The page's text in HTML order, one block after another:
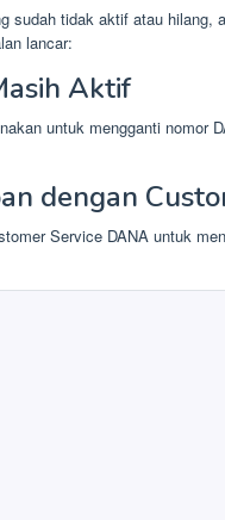
sudah tidak aktif atau hilang,
lancar:
Aktif
untuk mengganti nomor
dengan
Service DANA untuk